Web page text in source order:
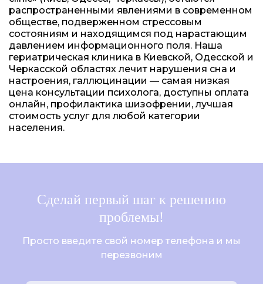
распространенными явлениями в современном
обществе, подверженном стрессовым
состояниям и находящимся под нарастающим
давлением информационного поля. Наша
гериатрическая клиника в Киевской, Одесской и
Черкасской областях лечит нарушения сна и
настроения, галлюцинации — самая низкая
цена консультации психолога, доступны оплата
онлайн, профилактика шизофрении, лучшая
стоимость услуг для любой категории
населения.
Сделай первый шаг к решению
проблемы!
Просто введите свой номер телефона и мы
перезвоним